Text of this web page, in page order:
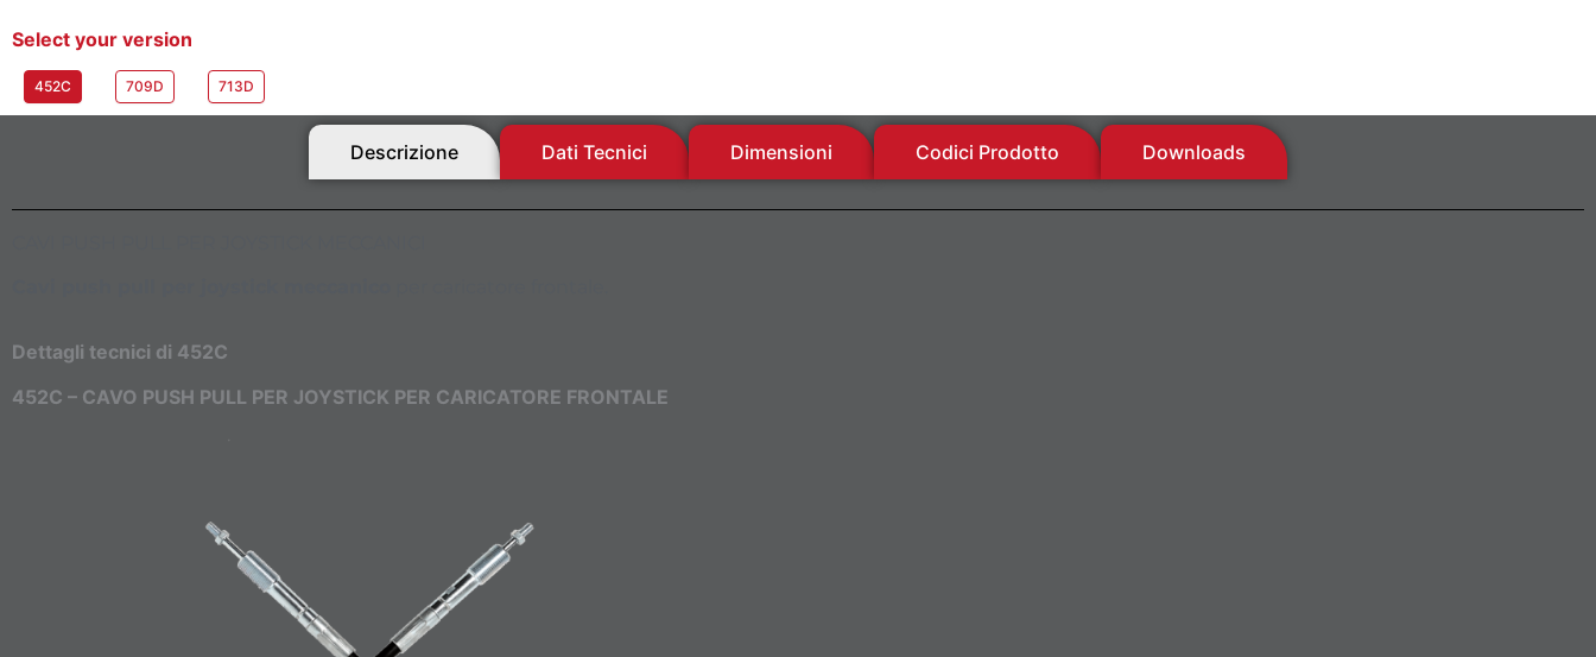
Select your version
452C 709D 713D
Descrizione Dati Tecnici Dimensioni Codici Prodotto Downloads
Dettagli tecnici di 452C
452C – CAVO PUSH PULL PER JOYSTICK PER CARICATORE FRONTALE